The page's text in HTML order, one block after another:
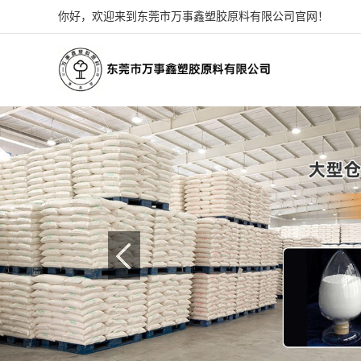
你好，欢迎来到东莞市万事鑫塑胶原料有限公司官网！